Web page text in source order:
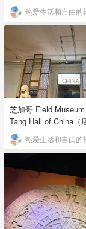
热爱生活和自由的
芝加哥 Field
Tang Hall of China（
馆） 热爱生活和自由的